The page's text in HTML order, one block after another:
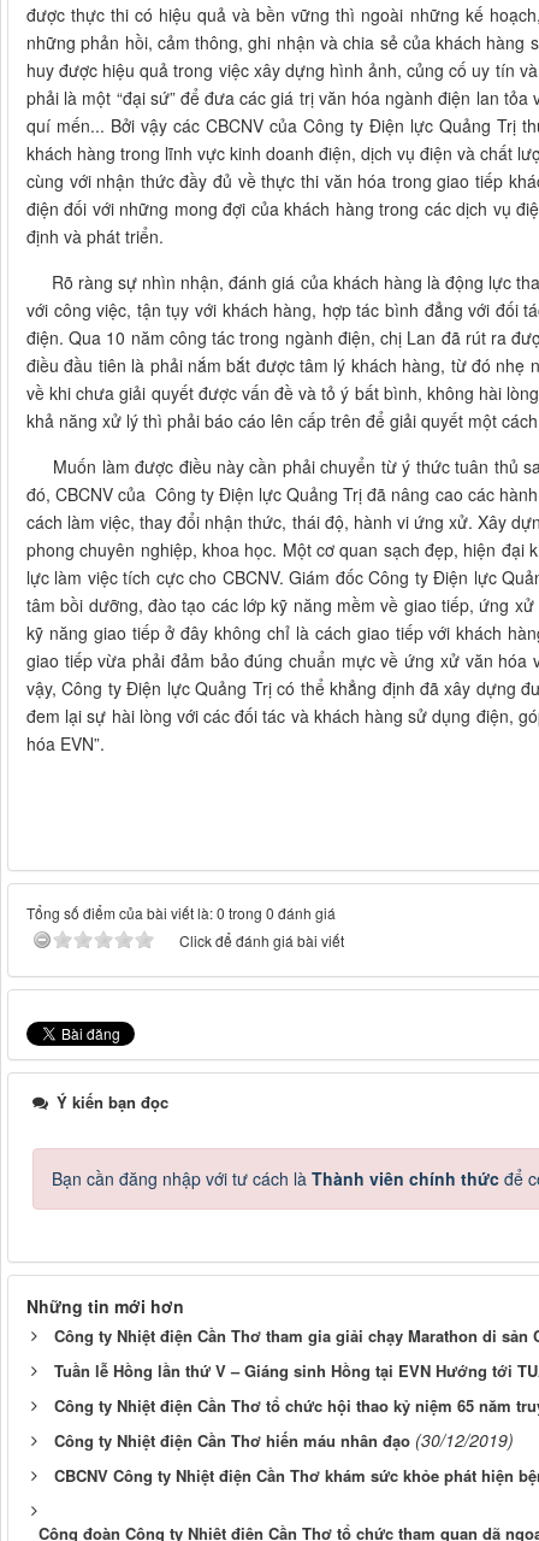
được thực thi có hiệu quả và bền vững thì ngoài những kế
những phản hồi, cảm thông, ghi nhận và chia sẻ của khách
huy được hiệu quả trong việc xây dựng hình ảnh, củng cố uy tín
phải là một “đại sứ” để đưa các giá trị văn hóa ngành điện lan
quí mến... Bởi vậy các CBCNV của Công ty Điện lực Quảng Trị
khách hàng trong lĩnh vực kinh doanh điện, dịch vụ điện và chất
cùng với nhận thức đầy đủ về thực thi văn hóa trong giao tiếp
điện đối với những mong đợi của khách hàng trong các dịch vụ
định và phát triển.
Rõ ràng sự nhìn nhận, đánh giá của khách hàng là động lực
với công việc, tận tụy với khách hàng, hợp tác bình đẳng với đối
điện. Qua 10 năm công tác trong ngành điện, chị Lan đã rút ra
điều đầu tiên là phải nắm bắt được tâm lý khách hàng, từ đó
về khi chưa giải quyết được vấn đề và tỏ ý bất bình, không hài
khả năng xử lý thì phải báo cáo lên cấp trên để giải quyết một
Muốn làm được điều này cần phải chuyển từ ý thức tuân thủ
đó, CBCNV của Công ty Điện lực Quảng Trị đã nâng cao các
cách làm việc, thay đổi nhận thức, thái độ, hành vi ứng xử. Xây
phong chuyên nghiệp, khoa học. Một cơ quan sạch đẹp, hiện
lực làm việc tích cực cho CBCNV. Giám đốc Công ty Điện lực
tâm bồi dưỡng, đào tạo các lớp kỹ năng mềm về giao tiếp, ứng
kỹ năng giao tiếp ở đây không chỉ là cách giao tiếp với khách
giao tiếp vừa phải đảm bảo đúng chuẩn mực về ứng xử văn
vậy, Công ty Điện lực Quảng Trị có thể khẳng định đã xây dựng
đem lại sự hài lòng với các đối tác và khách hàng sử dụng điện,
hóa EVN”.
Tổng số điểm của bài viết là: 0 trong 0 đánh giá
Click để đánh giá bài viết
Ý kiến bạn đọc
Bạn cần đăng nhập với tư cách là Thành viên chính thức để
Những tin mới hơn
Công ty Nhiệt điện Cần Thơ tham gia giải chạy Marathon di sản
Tuần lễ Hồng lần thứ V – Giáng sinh Hồng tại EVN Hướng tới
Công ty Nhiệt điện Cần Thơ tổ chức hội thao kỷ niệm 65 năm
Công ty Nhiệt điện Cần Thơ hiến máu nhân đạo (30/12/2019)
CBCNV Công ty Nhiệt điện Cần Thơ khám sức khỏe phát hiện
Công đoàn Công ty Nhiệt điện Cần Thơ tổ chức tham quan dã